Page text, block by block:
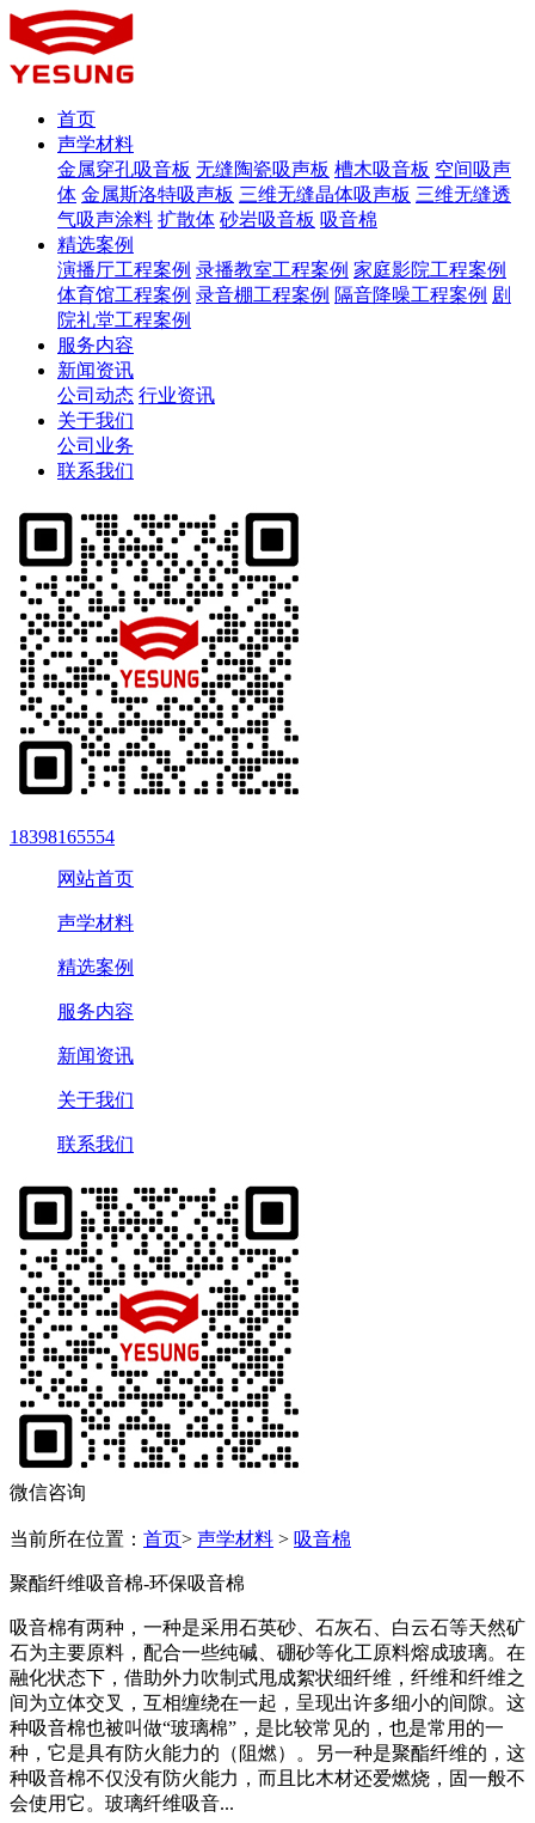
首页
声学材料
金属穿孔吸音板 无缝陶瓷吸声板 槽木吸音板 空间吸声
体 金属斯洛特吸声板 三维无缝晶体吸声板 三维无缝透
气吸声涂料 扩散体 砂岩吸音板 吸音棉
精选案例
演播厅工程案例 录播教室工程案例 家庭影院工程案例
体育馆工程案例 录音棚工程案例 隔音降噪工程案例 剧
院礼堂工程案例
服务内容
新闻资讯
公司动态 行业资讯
关于我们
公司业务
联系我们
18398165554
网站首页
声学材料
精选案例
服务内容
新闻资讯
关于我们
联系我们
微信咨询
当前所在位置： 首页> 声学材料 > 吸音棉
聚酯纤维吸音棉-环保吸音棉
吸音棉有两种，一种是采用石英砂、石灰石、白云石等天然矿
石为主要原料，配合一些纯碱、硼砂等化工原料熔成玻璃。在
融化状态下，借助外力吹制式甩成絮状细纤维，纤维和纤维之
间为立体交叉，互相缠绕在一起，呈现出许多细小的间隙。这
种吸音棉也被叫做“玻璃棉”，是比较常见的，也是常用的一
种，它是具有防火能力的（阻燃）。另一种是聚酯纤维的，这
种吸音棉不仅没有防火能力，而且比木材还爱燃烧，固一般不
会使用它。玻璃纤维吸音...